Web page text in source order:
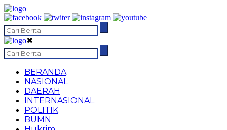
✖
BERANDA
NASIONAL
DAERAH
INTERNASIONAL
POLITIK
BUMN